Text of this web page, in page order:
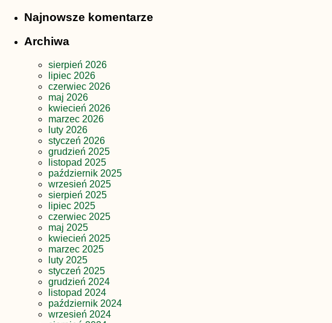
Najnowsze komentarze
Archiwa
sierpień 2026
lipiec 2026
czerwiec 2026
maj 2026
kwiecień 2026
marzec 2026
luty 2026
styczeń 2026
grudzień 2025
listopad 2025
październik 2025
wrzesień 2025
sierpień 2025
lipiec 2025
czerwiec 2025
maj 2025
kwiecień 2025
marzec 2025
luty 2025
styczeń 2025
grudzień 2024
listopad 2024
październik 2024
wrzesień 2024